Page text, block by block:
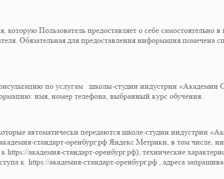
Пользователь предоставляет о себе самостоятельно
Обязательная для предоставления информация помечена
по услугам школы-студии индустрии «Академии
имя, номер телефона, выбранный курс обучения.
автоматически передаются школе-студии индустрии
стандарт-оренбург.рф Яндекс Метрики, в том
https://академия-стандарт-оренбург.рф), технические
к https://академия-стандарт-оренбург.рф , адреса